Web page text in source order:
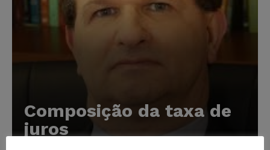
Composição da taxa de
juros